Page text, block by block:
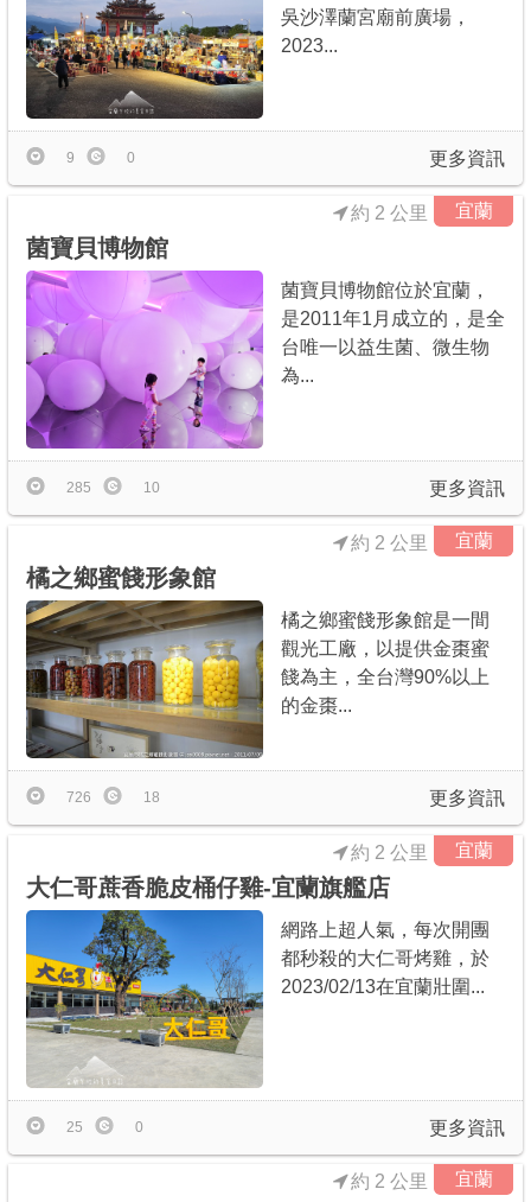
吳沙澤蘭宮廟前廣場，
2023...
更多資訊
9 0
宜蘭
菌寶貝博物館
約 2 公里
菌寶貝博物館位於宜蘭，
是2011年1月成立的，是全
台唯一以益生菌、微生物
為...
更多資訊
285 10
宜蘭
橘之鄉蜜餞形象館
約 2 公里
橘之鄉蜜餞形象館是一間
觀光工廠，以提供金棗蜜
餞為主，全台灣90%以上
的金棗...
更多資訊
726 18
宜蘭
大仁哥蔗香脆皮桶仔雞-宜蘭旗艦店
約 2 公里
網路上超人氣，每次開團
都秒殺的大仁哥烤雞，於
2023/02/13在宜蘭壯圍...
更多資訊
25 0
宜蘭
約 2 公里